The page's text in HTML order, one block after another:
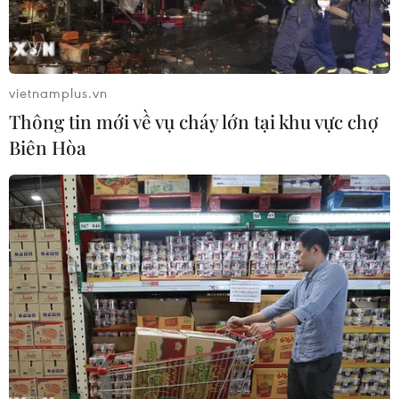
Trụ sở BOJ. (Nguồn: Reuters)
Kinh tế Nhật Bản trong quý 1/2016 đạt mức tăng
trưởng hàng năm 1,7%, nhờ đó tránh rơi vào
tình trạng suy thoái sau khi đã giảm trong quý
trước đó.
Theo các số liệu thống kê sơ bộ công bố ngày
18/5, Tổng sản phẩm quốc nội (GDP) của Nhật
vietnamplus.vn
Thông tin mới về vụ cháy lớn tại khu vực chợ
Biên Hòa